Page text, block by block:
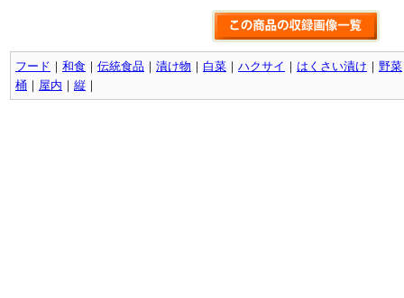
フード ｜ 和食 ｜ 伝統食品 ｜ 漬け物 ｜ 白菜 ｜ ハクサイ ｜ はくさい漬け ｜ 野菜
桶 ｜ 屋内 ｜ 縦 ｜